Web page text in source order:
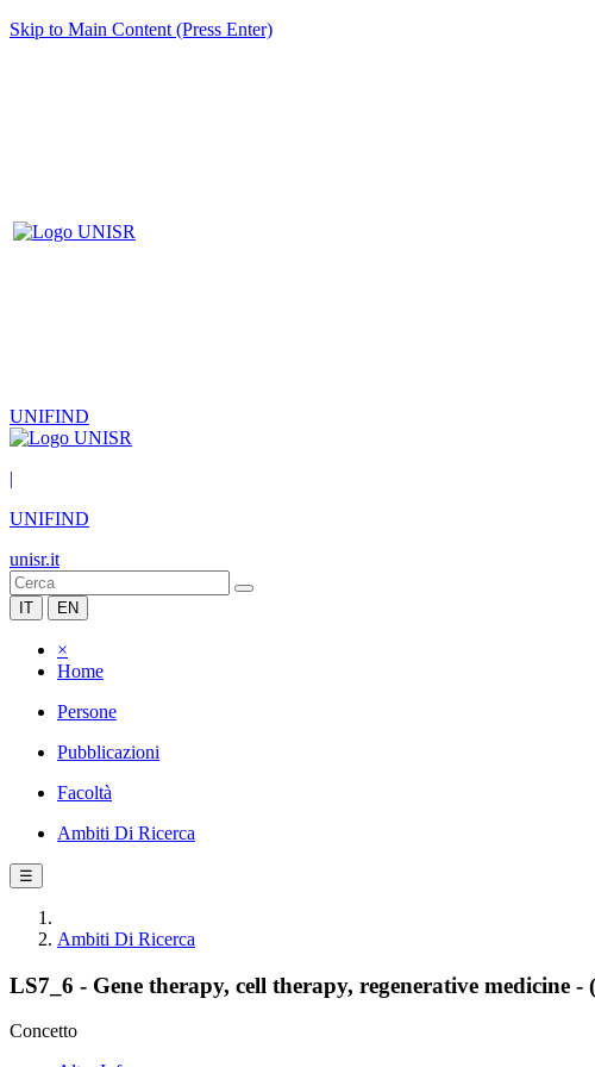
Skip to Main Content (Press Enter)
UNIFIND
|
UNIFIND
unisr.it
IT EN
×
Home
Persone
Pubblicazioni
Facoltà
Ambiti Di Ricerca
☰
Ambiti Di Ricerca
LS7_6 - Gene therapy, cell therapy, regenerative medicine -
Concetto